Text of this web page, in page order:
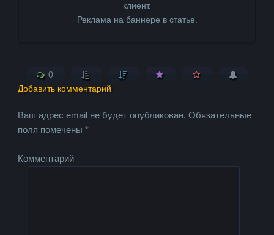
клиент.
Реклама на баннере в статье.
0
Добавить комментарий
Ваш адрес email не будет опубликован. Обязательные
поля помечены*
Комментарий